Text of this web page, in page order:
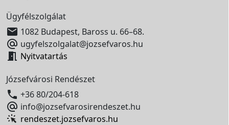
Ügyfélszolgálat
 1082 Budapest, Baross u. 66–68.
 ugyfelszolgalat@jozsefvaros.hu
 Nyitvatartás
Józsefvárosi Rendészet
 +36 80/204-618
 info@jozsefvarosirendeszet.hu
rendeszet.jozsefvaros.hu